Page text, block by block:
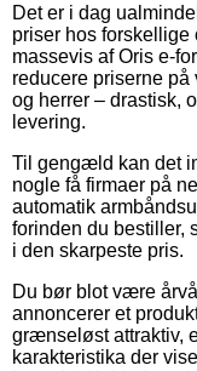
Det er i dag
priser hos forskellige
massevis af Oris e-
reducere priserne
og herrer – drastisk,
levering.
Til gengæld kan det
nogle få firmaer på
automatik
forinden du bestiller,
i den skarpeste pris.
Du bør blot være
annoncerer et
grænseløst attraktiv,
karakteristika der